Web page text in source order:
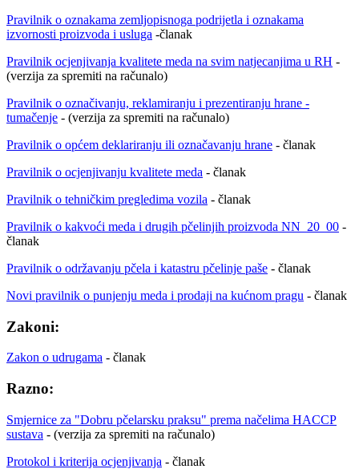
Pravilnik o oznakama zemljopisnoga podrijetla i oznakama
izvornosti proizvoda i usluga -članak
Pravilnik ocjenjivanja kvalitete meda na svim natjecanjima u RH -
(verzija za spremiti na računalo)
Pravilnik o označivanju, reklamiranju i prezentiranju hrane -
tumačenje - (verzija za spremiti na računalo)
Pravilnik o općem deklariranju ili označavanju hrane - članak
Pravilnik o ocjenjivanju kvalitete meda - članak
Pravilnik o tehničkim pregledima vozila - članak
Pravilnik o kakvoći meda i drugih pčelinjih proizvoda NN_20_00 -
članak
Pravilnik o održavanju pčela i katastru pčelinje paše - članak
Novi pravilnik o punjenju meda i prodaji na kućnom pragu - članak
Zakoni:
Zakon o udrugama - članak
Razno:
Smjernice za "Dobru pčelarsku praksu" prema načelima HACCP
sustava - (verzija za spremiti na računalo)
Protokol i kriterija ocjenjivanja - članak